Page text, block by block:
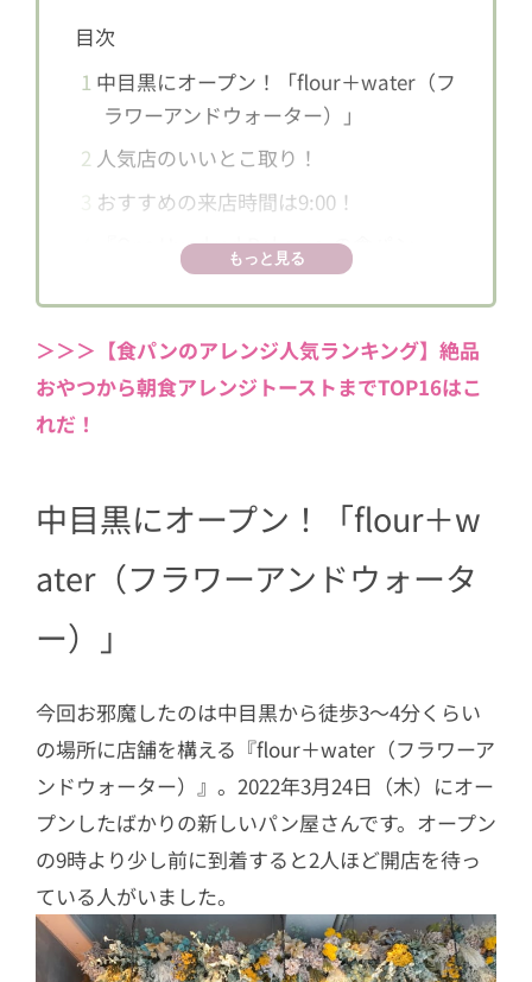
目次
1 中目黒にオープン！「flour＋water（フ
ラワーアンドウォーター）」
2 人気店のいいとこ取り！
おすすめの来店時間は9:00！
『One Hundred Bakery』の食パン
P3
第3位 チーズチキンカツのタルタ
6.3第1位 100 One Hundred
7おすすめパンも実食！
もっと見る
＞＞＞【食パンのアレンジ人気ランキング】絶品
おやつから朝食アレンジトーストまでTOP16はこ
れだ！
中目黒にオープン！「flour＋w
ater（フラワーアンドウォータ
ー）」
今回お邪魔したのは中目黒から徒歩3〜4分くらい
の場所に店舗を構える『flour＋water（フラワーア
ンドウォーター）』。2022年3月24日（木）にオー
プンしたばかりの新しいパン屋さんです。オープン
の9時より少し前に到着すると2人ほど開店を待っ
ている人がいました。